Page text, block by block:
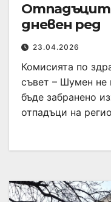
дневен ред
23.04.2026
Комисията по
съвет – Шумен не
бъде забранено
отпадъци на